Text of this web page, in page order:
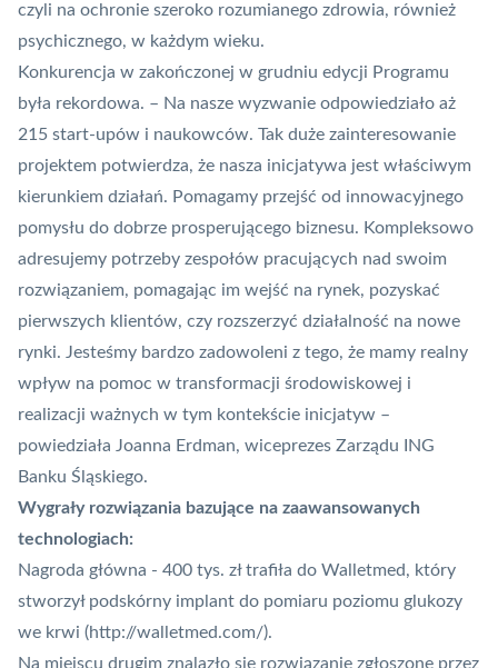
czyli na ochronie szeroko rozumianego zdrowia, również
psychicznego, w każdym wieku.
Konkurencja w zakończonej w grudniu edycji Programu
była rekordowa. – Na nasze wyzwanie odpowiedziało aż
215 start-upów i naukowców. Tak duże zainteresowanie
projektem potwierdza, że nasza inicjatywa jest właściwym
kierunkiem działań. Pomagamy przejść od innowacyjnego
pomysłu do dobrze prosperującego biznesu. Kompleksowo
adresujemy potrzeby zespołów pracujących nad swoim
rozwiązaniem, pomagając im wejść na rynek, pozyskać
pierwszych klientów, czy rozszerzyć działalność na nowe
rynki. Jesteśmy bardzo zadowoleni z tego, że mamy realny
wpływ na pomoc w transformacji środowiskowej i
realizacji ważnych w tym kontekście inicjatyw –
powiedziała Joanna Erdman, wiceprezes Zarządu ING
Banku Śląskiego.
Wygrały rozwiązania bazujące na zaawansowanych
technologiach:
Nagroda główna - 400 tys. zł trafiła do Walletmed, który
stworzył podskórny implant do pomiaru poziomu glukozy
we krwi (http://walletmed.com/).
Na miejscu drugim znalazło się rozwiązanie zgłoszone przez